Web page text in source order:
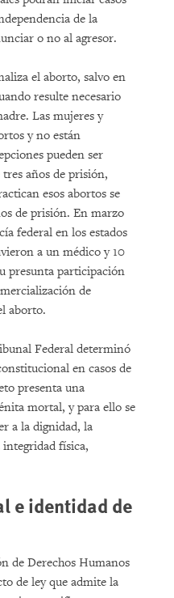
de la
o no al agresor.
el aborto, salvo en
resulte necesario
Las mujeres y
y no están
pueden ser
años de prisión,
esos abortos se
de prisión. En marzo
federal en los estados
a un médico y 10
presunta participación
de
aborto.
Federal determinó
en casos de
presenta una
mortal, y para ello se
a la dignidad, la
física,
e identidad de
de Derechos Humanos
de ley que admite la